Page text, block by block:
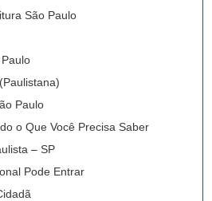
São Paulo
Paulo
o Que Você Precisa Saber
– SP
Pode Entrar